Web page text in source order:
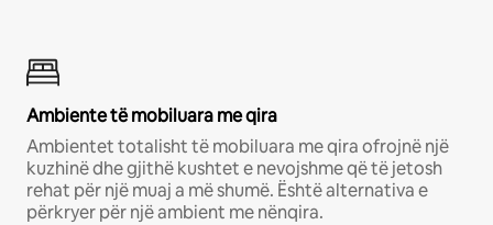
Ambiente të mobiluara me qira
Ambientet totalisht të mobiluara me qira ofrojnë një
kuzhinë dhe gjithë kushtet e nevojshme që të jetosh
rehat për një muaj a më shumë. Është alternativa e
përkryer për një ambient me nënqira.